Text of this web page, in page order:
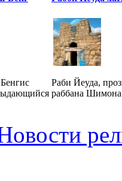
Раби Йеуда,
раббана